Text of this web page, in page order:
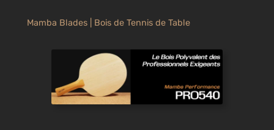
Mamba Blades | Bois de Tennis de Table